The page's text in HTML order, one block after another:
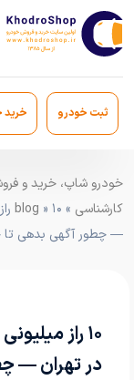
ثبت خودرو خرید
کارشناسی »
blog
»
— چطور آگهی بدهی
۱۰ راز
در تهران —